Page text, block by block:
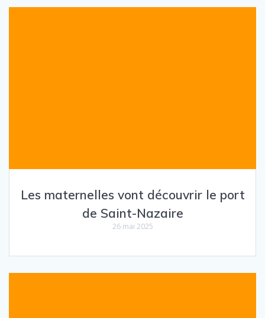
Les maternelles vont découvrir le port
de Saint-Nazaire
26 mai 2025